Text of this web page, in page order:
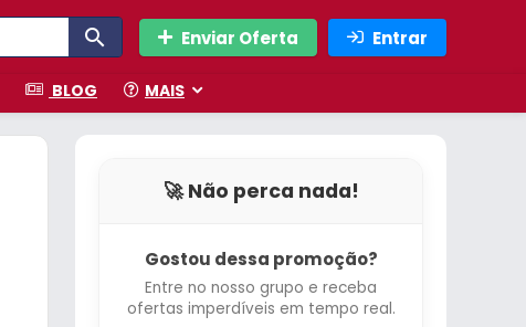
Enviar Oferta Entrar
BLOG MAIS
🚀 Não perca nada!
Gostou dessa promoção?
Entre no nosso grupo e receba
ofertas imperdíveis em tempo real.